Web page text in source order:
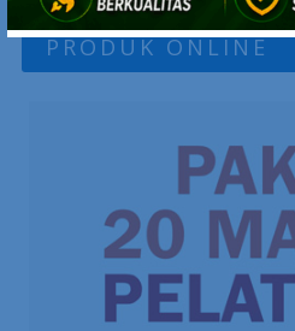
PRODUK ONLINE